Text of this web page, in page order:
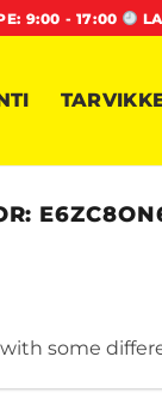
9:00 - 17:00
some